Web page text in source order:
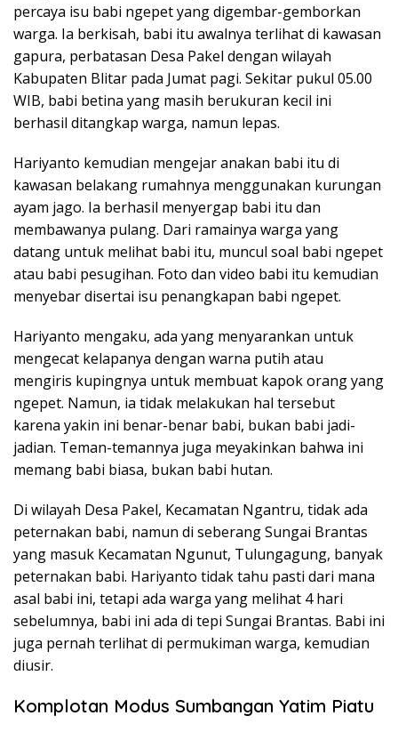
percaya isu babi ngepet yang digembar-gemborkan
warga. Ia berkisah, babi itu awalnya terlihat di kawasan
gapura, perbatasan Desa Pakel dengan wilayah
Kabupaten Blitar pada Jumat pagi. Sekitar pukul 05.00
WIB, babi betina yang masih berukuran kecil ini
berhasil ditangkap warga, namun lepas.
Hariyanto kemudian mengejar anakan babi itu di
kawasan belakang rumahnya menggunakan kurungan
ayam jago. Ia berhasil menyergap babi itu dan
membawanya pulang. Dari ramainya warga yang
datang untuk melihat babi itu, muncul soal babi ngepet
atau babi pesugihan. Foto dan video babi itu kemudian
menyebar disertai isu penangkapan babi ngepet.
Hariyanto mengaku, ada yang menyarankan untuk
mengecat kelapanya dengan warna putih atau
mengiris kupingnya untuk membuat kapok orang yang
ngepet. Namun, ia tidak melakukan hal tersebut
karena yakin ini benar-benar babi, bukan babi jadi-
jadian. Teman-temannya juga meyakinkan bahwa ini
memang babi biasa, bukan babi hutan.
Di wilayah Desa Pakel, Kecamatan Ngantru, tidak ada
peternakan babi, namun di seberang Sungai Brantas
yang masuk Kecamatan Ngunut, Tulungagung, banyak
peternakan babi. Hariyanto tidak tahu pasti dari mana
asal babi ini, tetapi ada warga yang melihat 4 hari
sebelumnya, babi ini ada di tepi Sungai Brantas. Babi ini
juga pernah terlihat di permukiman warga, kemudian
diusir.
Komplotan Modus Sumbangan Yatim Piatu